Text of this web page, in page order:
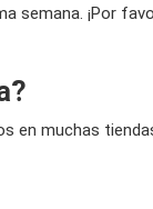
semana. ¡Por
en muchas